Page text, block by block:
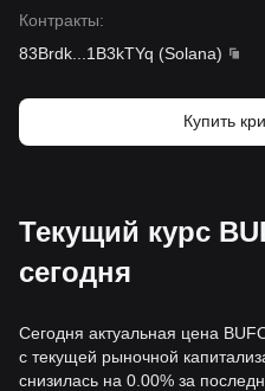
Контракты:
83Brdk
1B3kTYq (Solana)
Купить
Текущий курс
сегодня
Сегодня актуальная цена
с текущей рыночной
снизилась на 0.00% за